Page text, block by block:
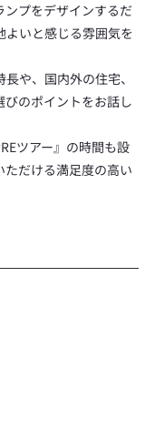
プをデザインするだ
よいと感じる雰囲気を
や、国内外の住宅、
のポイントをお話し
ツアー』の時間も設
だける満足度の高い